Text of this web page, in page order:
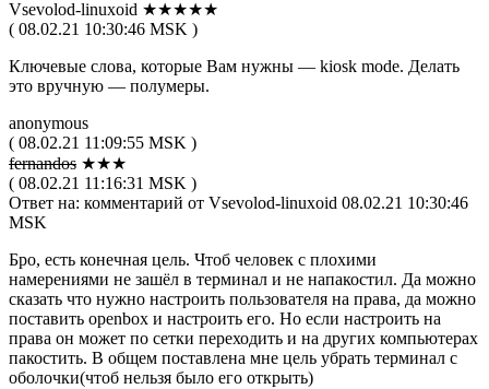
Vsevolod-linuxoid ★★★★★
( 08.02.21 10:30:46 MSK )
Ключевые слова, которые Вам нужны — kiosk mode. Делать
это вручную — полумеры.
anonymous
( 08.02.21 11:09:55 MSK )
fernandos ★★★
( 08.02.21 11:16:31 MSK )
Ответ на: комментарий от Vsevolod-linuxoid 08.02.21 10:30:46
MSK
Бро, есть конечная цель. Чтоб человек с плохими
намерениями не зашёл в терминал и не напакостил. Да можно
сказать что нужно настроить пользователя на права, да можно
поставить openbox и настроить его. Но если настроить на
права он может по сетки переходить и на других компьютерах
пакостить. В общем поставлена мне цель убрать терминал с
оболочки(чтоб нельзя было его открыть)